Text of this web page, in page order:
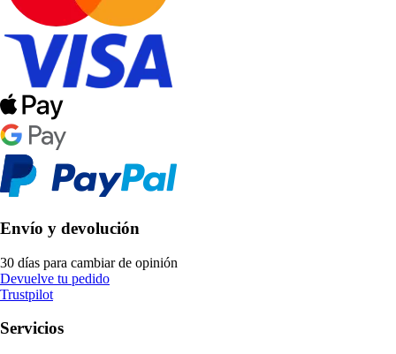
Envío y devolución
30 días para cambiar de opinión
Devuelve tu pedido
Trustpilot
Servicios